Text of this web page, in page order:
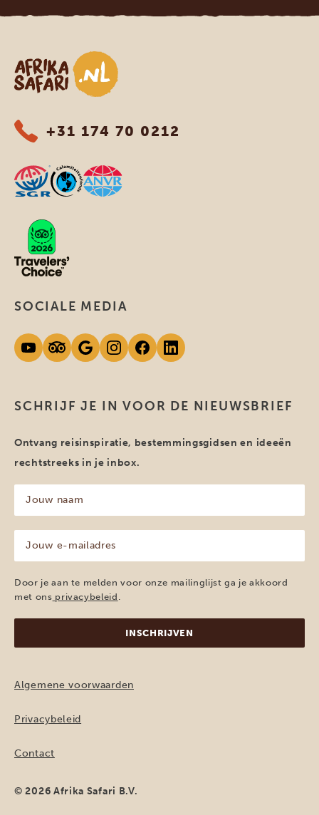
Afrika safari
+31 174 70 0212
SCHRIJF JE IN VOOR DE NIEUWSBRIEF
Ontvang reisinspiratie, bestemmingsgidsen en ideeën
rechtstreeks in je inbox.
naam
(Vereist)
mailadres
(Vereist)
Door je aan te melden voor onze mailinglijst ga je akkoord
met ons privacybeleid
SOCIALE MEDIA
Algemene voorwaarden
Privacybeleid
Contact
© 2026 Afrika Safari B.V.